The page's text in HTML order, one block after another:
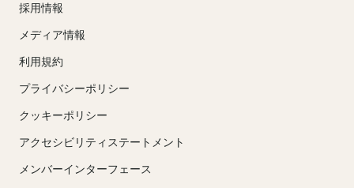
採用情報
メディア情報
利用規約
プライバシーポリシー
クッキーポリシー
アクセシビリティステートメント
メンバーインターフェース